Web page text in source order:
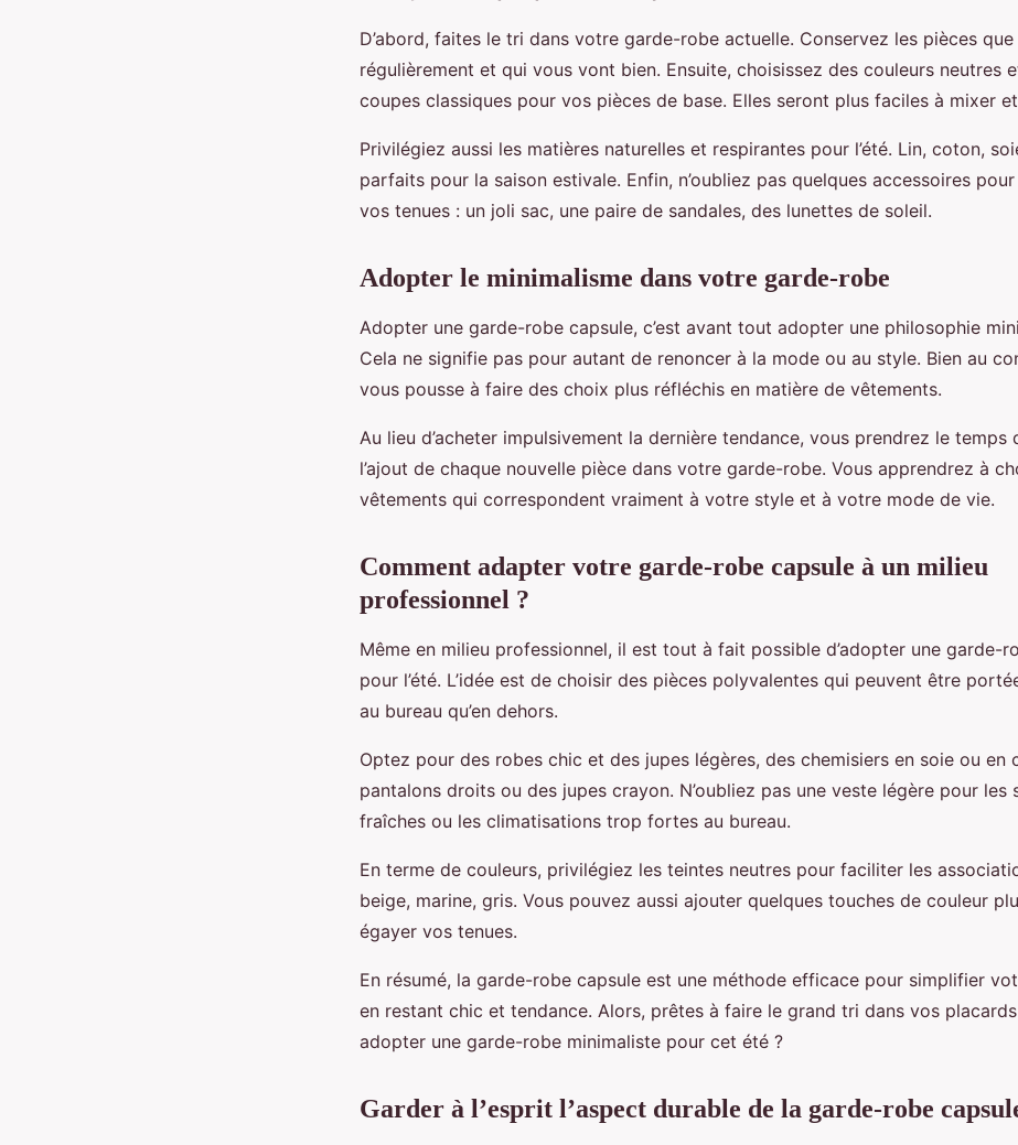
D’abord, faites le tri dans votre garde-robe actuelle. Conservez les pièces
régulièrement et qui vous vont bien. Ensuite, choisissez des couleurs neutres
coupes classiques pour vos pièces de base. Elles seront plus faciles à mixer
Privilégiez aussi les matières naturelles et respirantes pour l’été. Lin, coton,
parfaits pour la saison estivale. Enfin, n’oubliez pas quelques accessoires
vos tenues : un joli sac, une paire de sandales, des lunettes de soleil.
Adopter le minimalisme dans votre garde-robe
Adopter une garde-robe capsule, c’est avant tout adopter une philosophie
Cela ne signifie pas pour autant de renoncer à la mode ou au style. Bien au
vous pousse à faire des choix plus réfléchis en matière de vêtements.
Au lieu d’acheter impulsivement la dernière tendance, vous prendrez le temps
l’ajout de chaque nouvelle pièce dans votre garde-robe. Vous apprendrez à
vêtements qui correspondent vraiment à votre style et à votre mode de vie.
Comment adapter votre garde-robe capsule à un milieu
professionnel ?
Même en milieu professionnel, il est tout à fait possible d’adopter une garde-
pour l’été. L’idée est de choisir des pièces polyvalentes qui peuvent être
au bureau qu’en dehors.
Optez pour des robes chic et des jupes légères, des chemisiers en soie ou en
pantalons droits ou des jupes crayon. N’oubliez pas une veste légère pour les
fraîches ou les climatisations trop fortes au bureau.
En terme de couleurs, privilégiez les teintes neutres pour faciliter les
beige, marine, gris. Vous pouvez aussi ajouter quelques touches de couleur
égayer vos tenues.
En résumé, la garde-robe capsule est une méthode efficace pour simplifier
en restant chic et tendance. Alors, prêtes à faire le grand tri dans vos
adopter une garde-robe minimaliste pour cet été ?
Garder à l’esprit l’aspect durable de la garde-robe